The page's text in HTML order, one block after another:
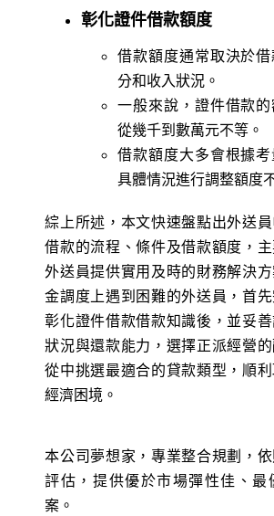
彰化證件借款額度
借款額度通常取決於
分和收入狀況。
一般來說，證件借款
從幾千到數萬元不等。
借款額度大多會根據
具體情況進行調整額度
綜上所述，本文快速盤點出外送
借款的流程、條件及借款額度，
外送員提供實用及時的財務解決
金調度上遇到困難的外送員，首
彰化證件借款借款知識後，並妥
狀況與還款能力，選擇正派經營
從中挑選最適合的貸款類型，順
經濟困境。
本公司夢想家，專業整合規劃，
評估，提供優於市場彈性佳、最
案。